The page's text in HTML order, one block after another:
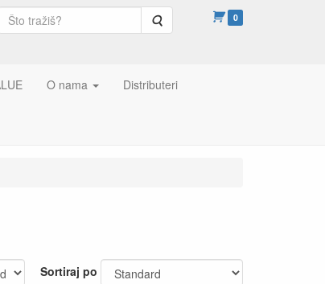
Pretraga 0
O nama Distributeri
Sortiraj po